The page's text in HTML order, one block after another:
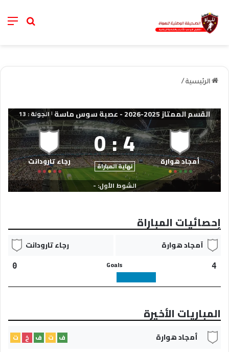
خانة
الرئيسية /
القسم الممتاز 2025-2026 - عصبة سوس ماسة | الجولة : 13
أمجاد هوارة​ 4
:
0
نهاية المباراة رجاء تارودانت​
الشوط الأول: -
إحصائيات المباراة
أمجاد هوارة​ رجاء تارودانت​
4
Goals
0
المباريات الأخيرة
أمجاد هوارة​ ف ت ف خ
ت